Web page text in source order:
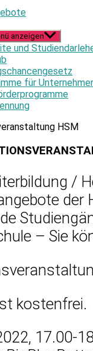
anzeigen
und
für
/
der
– Sie
kostenfrei.
17.00-